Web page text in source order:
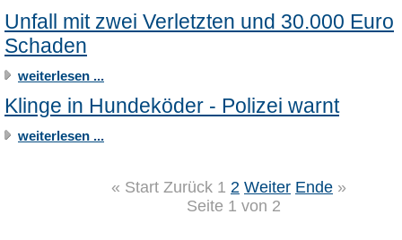
Unfall mit zwei Verletzten und 30.000 Euro
Schaden
weiterlesen ...
Klinge in Hundeköder - Polizei warnt
weiterlesen ...
« Start Zurück 1 2 Weiter Ende »
Seite 1 von 2